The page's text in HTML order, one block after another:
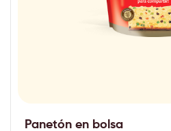
Panetón en bolsa